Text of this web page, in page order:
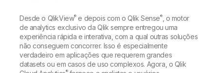
Back
Comunidade
Back
Back
Parceiros de Tecnologia e Integrações
Aumente o valor da integração de dados e analytics da Qlik
Analytics e IA
Todos os Produtos
Entregue dados confiáveis com rapidez para tomar decisões mais
inteligentes com o plano certo de integração de dados.
Preços de Analytics
Eventos e Webinars
Biblioteca de Recursos
Desde o QlikView®e depois com o Qlik Sense®, o motor
de analytics exclusivo da Qlik sempre entregou uma
experiência rápida e interativa, com a qual outras soluções
não conseguem concorrer. Isso é especialmente
verdadeiro em aplicações que requerem grandes
datasets ou em casos de uso complexos. Agora, o Qlik
®